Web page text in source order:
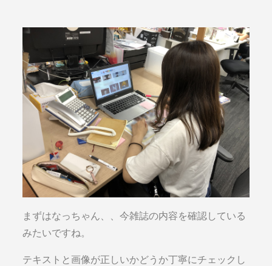
まずはなっちゃん、、今雑誌の内容を確認している
みたいですね。
テキストと画像が正しいかどうか丁寧にチェックし